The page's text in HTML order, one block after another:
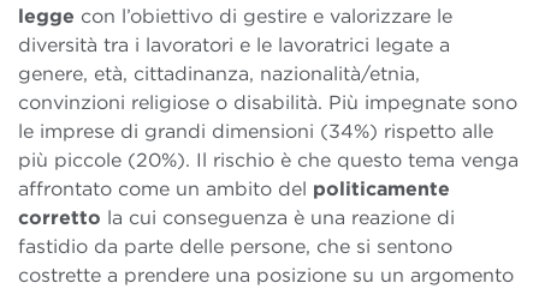
legge con l’obiettivo di gestire e valorizzare le
diversità tra i lavoratori e le lavoratrici legate a
genere, età, cittadinanza, nazionalità/etnia,
convinzioni religiose o disabilità. Più impegnate sono
le imprese di grandi dimensioni (34%) rispetto alle
più piccole (20%). Il rischio è che questo tema venga
affrontato come un ambito del politicamente
corretto la cui conseguenza è una reazione di
fastidio da parte delle persone, che si sentono
costrette a prendere una posizione su un argomento